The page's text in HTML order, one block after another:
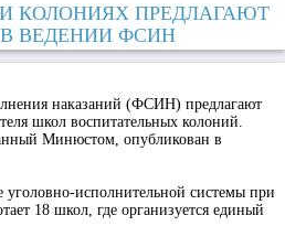
КОЛОНИЯХ ПРЕДЛАГАЮТ
ВЕДЕНИИ ФСИН
наказаний (ФСИН) предлагают
школ воспитательных колоний.
Минюстом, опубликован в
уголовно-исполнительной системы при
18 школ, где организуется единый